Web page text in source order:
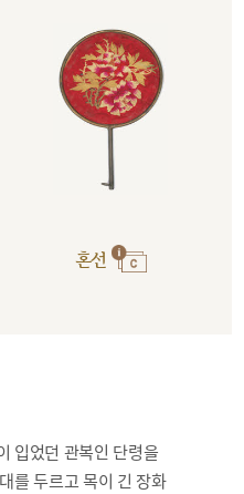
혼선
입었던 관복인 단령을
를 두르고 목이 긴 장화